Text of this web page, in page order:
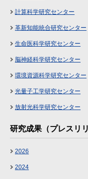
計算科学研究センター
革新知能統合研究センター
生命医科学研究センター
脳神経科学研究センター
環境資源科学研究センター
光量子工学研究センター
放射光科学研究センター
研究成果（プレスリ
2026
2024